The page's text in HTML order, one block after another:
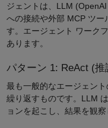
ジェントは、LLM
への接続や外部 MCP ツー
す。エージェント ワーク
あります。
パターン 1: ReAct (推
最も一般的なエージェン
繰り返すものです。LLM
ョンを起こし、結果を観